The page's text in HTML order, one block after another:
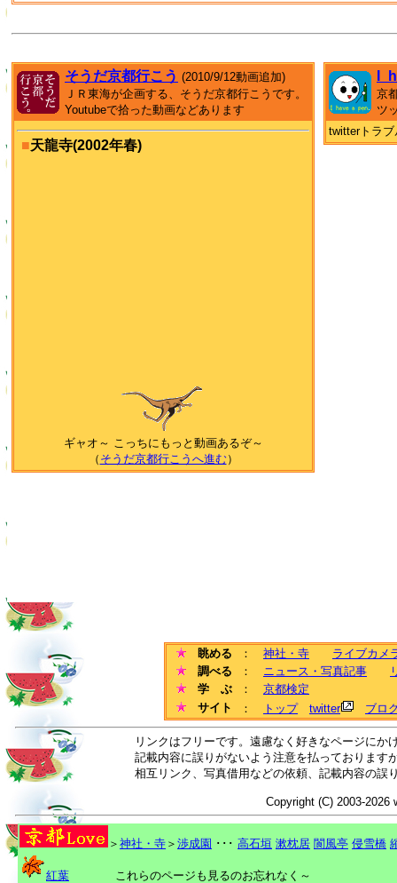
そうだ京都行こう (2010/9/12動画追加)
ＪＲ東海が企画する、そうだ京都行こうです。
Youtubeで拾った動画などあります
■天龍寺(2002年春)
ギャオ～ こっちにもっと動画あるぞ～
（ そうだ京都行こうへ進む）
京
ツ
twitterトラ
眺める ： 神社・寺
ライブカメ
調べる
： ニュース・写真記事
学 ぶ
： 京都検定
サイト
： トップ twitter ブロ
リンクはフリーです。遠慮なく好きなページに
記載内容に誤りがないよう注意を払っております
相互リンク、写真借用などの依頼、記載内容の誤
Copyright (C) 2003-2026
＞ 神社・寺 ＞ 渉成園 ･･･ 高石垣 漱枕居 閬風亭 侵雪橋
紅葉 これらのページも見るのお忘れなく～